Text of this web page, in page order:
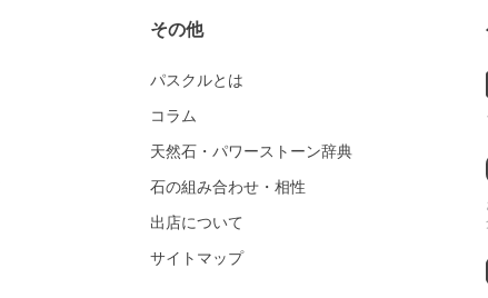
その他
パスクルとは
コラム
天然石・パワーストーン辞典
石の組み合わせ・相性
出店について
サイトマップ